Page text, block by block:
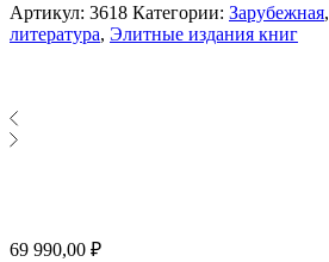
Артикул: 3618 Категории: Зарубежная,
литература, Элитные издания книг
69 990,00 ₽